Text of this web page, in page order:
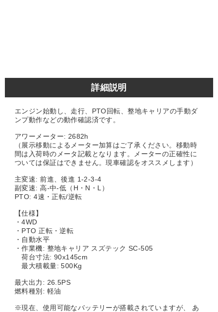
詳細説明
エンジン始動し、走行、PTO回転、整地キャリアの手動ダ
ンプ動作などの動作確認済です。
アワーメーター: 2682h
（展示移動によるメーター加算はご了承ください。移動時
間は入荷時のメータ記載となります。メーターの正確性に
ついては保証はできません。現車確認をオススメします）
主変速: 前進、後進 1-2-3-4
副変速: 高-中-低（H・N・L）
PTO: 4速・正転/逆転
【仕様】
・4WD
・PTO 正転・逆転
・自動水平
・作業機: 整地キャリア スズテック SC-505
荷台寸法: 90x145cm
最大積載量: 500Kg
最大出力: 26.5PS
燃料種別: 軽油
※現在、使用可能なバッテリーが搭載されていますが、 あ